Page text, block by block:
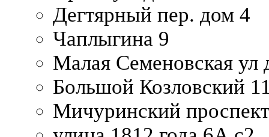
Дегтярный пер. дом 4
Чаплыгина 9
Малая Семеновская ул
Большой Козловский
Мичуринский